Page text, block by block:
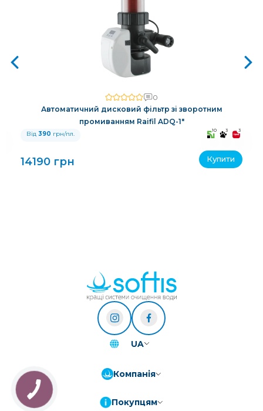
0
Автоматичний дисковий фільтр зі зворотним
промиванням Raifil ADQ-1"
Від 390 грн/пл. 10 3 3
14190 грн Купити
UA
Компанія
Покупцям